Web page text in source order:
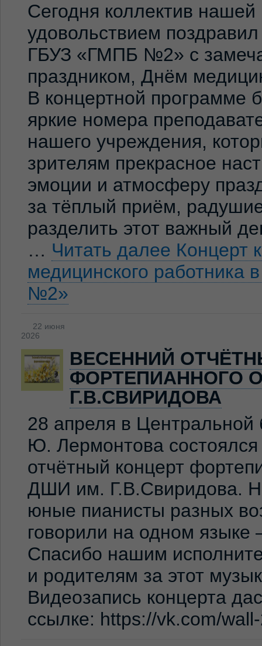
Сегодня коллектив
удовольствием
ГБУЗ «ГМПБ №2» с
праздником, Днём
В концертной программе
яркие номера
нашего учреждения,
зрителям прекрасное
эмоции и атмосферу
за тёплый приём,
разделить этот важный
… Читать далее Концерт
медицинского
№2»
22 июня
2026
ВЕСЕННИЙ
ФОРТЕПИАННОГО
Г.В.СВИРИДОВА
28 апреля в
Ю. Лермонтова состоялся
отчётный концерт
ДШИ им. Г.В.Свиридова.
юные пианисты разных
говорили на одном
Спасибо нашим
и родителям за этот
Видеозапись концерта
ссылке: https://vk.com/